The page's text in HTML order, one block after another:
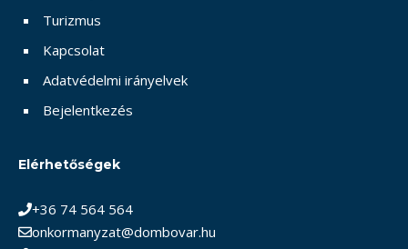
Turizmus
Kapcsolat
Adatvédelmi irányelvek
Bejelentkezés
Elérhetőségek
+36 74 564 564
onkormanyzat@dombovar.hu